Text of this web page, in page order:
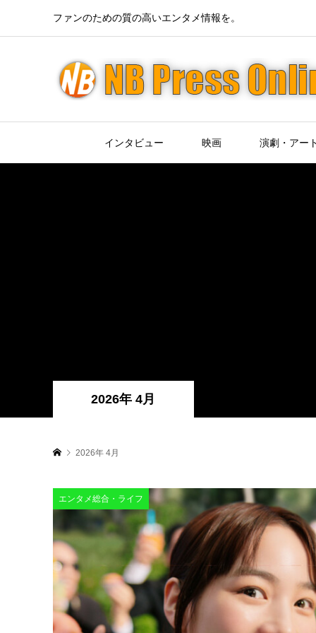
ファンのための質の高いエンタメ情報を。
インタビュー 映画 演劇・アー
2026年 4月
2026年 4月
エンタメ総合・ライフ